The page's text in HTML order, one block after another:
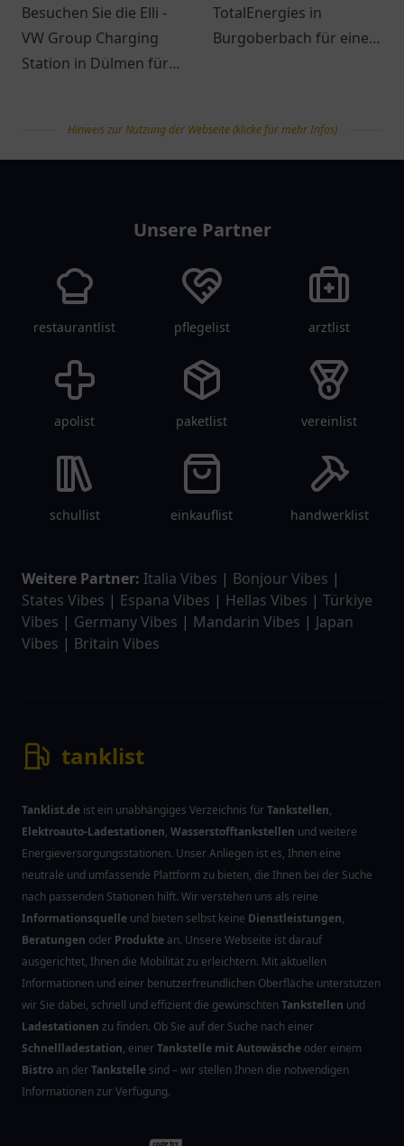
Besuchen Sie die Elli -
VW Group Charging
Station in Dülmen für
Elektrofahrzeuge.
TotalEnergies in
Burgoberbach für eine
für unterwegs.
Hinweis zur Nutzung der Webseite (klicke für mehr Infos)
Unsere Partner
restaurantlist pflegelist arztlist
apolist paketlist vereinlist
schullist einkauflist handwerklist
Weitere Partner: Italia Vibes | Bonjour Vibes |
States Vibes | Espana Vibes | Hellas Vibes | Türkiye
Vibes | Germany Vibes | Mandarin Vibes | Japan
Vibes | Britain Vibes
tanklist
Tanklist.de ist ein unabhängiges Verzeichnis fürTankstellen,
Elektroauto-Ladestationen, Wasserstofftankstellen und weitere
Energieversorgungsstationen. Unser Anliegen ist es, Ihnen eine
neutrale und umfassende Plattform zu bieten, die Ihnen bei der Suche
nach passenden Stationen hilft. Wir verstehen uns als reine
Informationsquelle und bieten selbst keine Dienstleistungen,
Beratungen oder Produkte an. Unsere Webseite ist darauf
ausgerichtet, Ihnen die Mobilität zu erleichtern. Mit aktuellen
Informationen und einer benutzerfreundlichen Oberfläche unterstützen
wir Sie dabei, schnell und effizient die gewünschtenTankstellen und
Ladestationen zu finden. Ob Sie auf der Suche nach einer
Schnellladestation, einerTankstelle mit Autowäsche oder einem
Bistro an derTankstelle sind – wir stellen Ihnen die notwendigen
Informationen zur Verfügung.